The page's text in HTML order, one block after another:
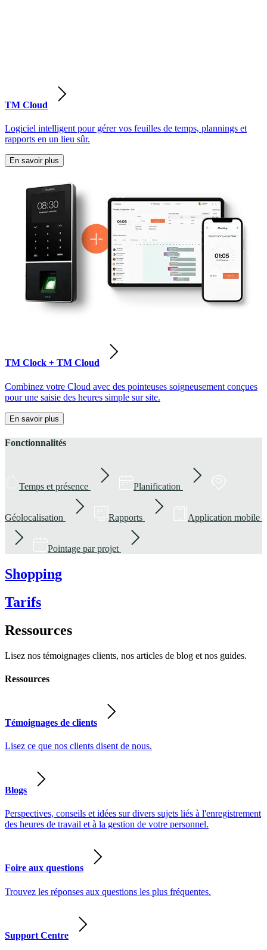
TM Cloud
Logiciel intelligent pour gérer vos feuilles de temps, plannings et
rapports en un lieu sûr.
En savoir plus
TM Clock + TM Cloud
Combinez votre Cloud avec des pointeuses soigneusement conçues
pour une saisie des heures simple sur site.
En savoir plus
Fonctionnalités
Temps et présence Planification
Géolocalisation Rapports Application mobile
Pointage par projet
Shopping
Tarifs
Ressources
Lisez nos témoignages clients, nos articles de blog et nos guides.
Ressources
Témoignages de clients
Lisez ce que nos clients disent de nous.
Blogs
Perspectives, conseils et idées sur divers sujets liés à l'enregistrement
des heures de travail et à la gestion de votre personnel.
Foire aux questions
Trouvez les réponses aux questions les plus fréquentes.
Support Centre